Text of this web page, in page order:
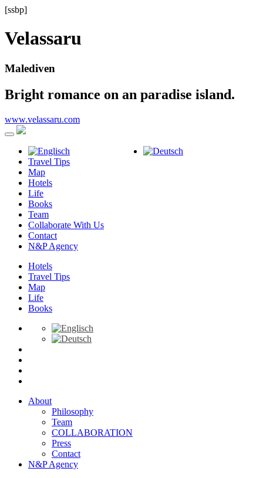
[ssbp]
Velassaru
Malediven
Bright romance on an paradise island.
www.velassaru.com
Travel Tips
Map
Hotels
Life
Books
Team
Collaborate With Us
Contact
N&P Agency
Hotels
Travel Tips
Map
Life
Books
About
Philosophy
Team
COLLABORATION
Press
Contact
N&P Agency